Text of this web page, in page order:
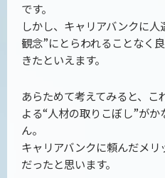
です。
しかし、キャリアバンクに
観念”にとらわれることなく
きたといえます。
あらためて考えてみると、こ
よる“人材の取りこぼし”が
ん。
キャリアバンクに頼んだメ
だったと思います。